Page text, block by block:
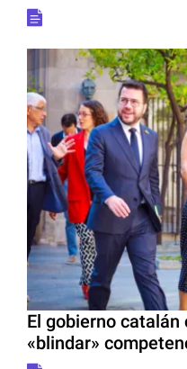
El gobierno
«blindar»